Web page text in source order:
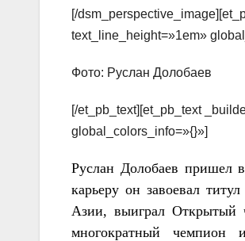
[/
text_line_height=»1em»
Фото: Руслан Долобаев
[/et_pb_text][et_pb_text
global_colors_info=»{}»]
Руслан Долобаев пришел
карьеру он завоевал
Азии, выиграл Открытый
многократный чемпион